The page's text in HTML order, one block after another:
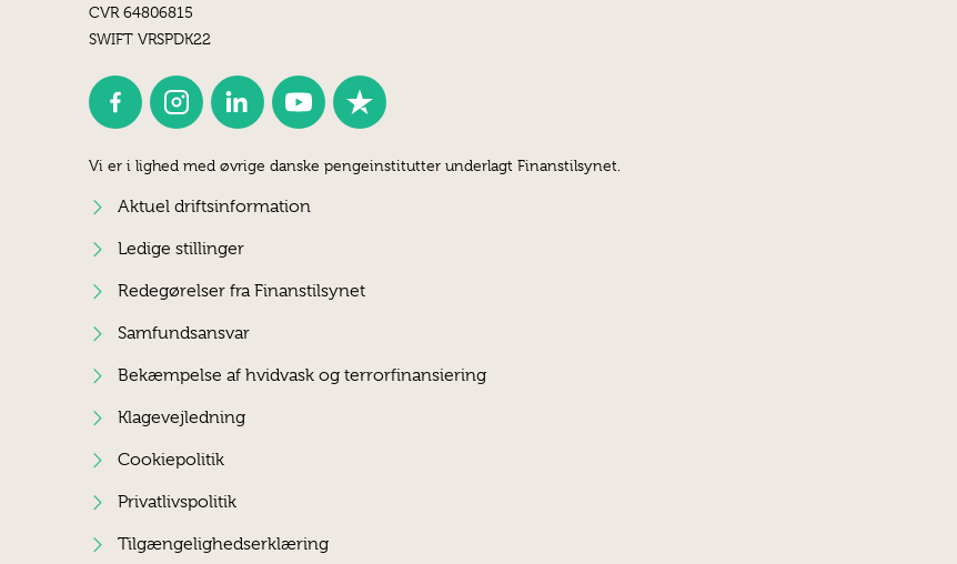
CVR 64806815
SWIFT VRSPDK22
Vi er i lighed med øvrige danske pengeinstitutter underlagt Finanstilsynet.
Aktuel driftsinformation
Ledige stillinger
Redegørelser fra Finanstilsynet
Samfundsansvar
Bekæmpelse af hvidvask og terrorfinansiering
Klagevejledning
Cookiepolitik
Privatlivspolitik
Tilgængelighedserklæring